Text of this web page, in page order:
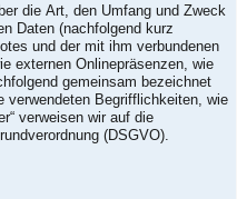
die Art, den Umfang und Zweck
Daten (nachfolgend kurz
und der mit ihm verbundenen
externen Onlinepräsenzen, wie
gemeinsam bezeichnet
verwendeten Begrifflichkeiten, wie
verweisen wir auf die
(DSGVO).